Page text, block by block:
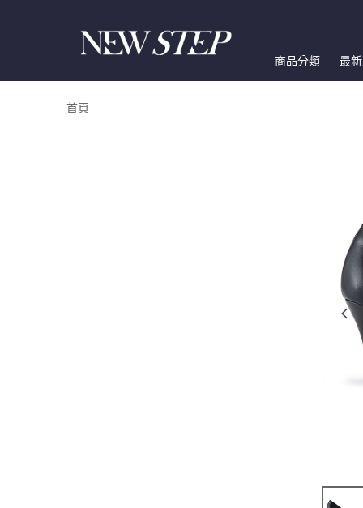
商品分類 最
首頁